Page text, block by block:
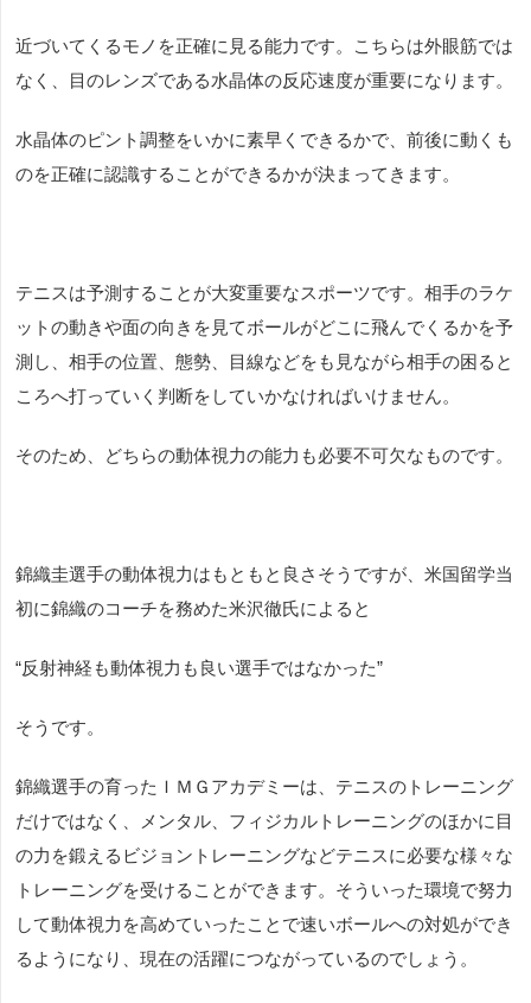
近づいてくるモノを正確に見る能力です。こちらは外眼筋では
なく、目のレンズである水晶体の反応速度が重要になります。
水晶体のピント調整をいかに素早くできるかで、前後に動くも
のを正確に認識することができるかが決まってきます。
テニスは予測することが大変重要なスポーツです。相手のラケ
ットの動きや面の向きを見てボールがどこに飛んでくるかを予
測し、相手の位置、態勢、目線などをも見ながら相手の困ると
ころへ打っていく判断をしていかなければいけません。
そのため、どちらの動体視力の能力も必要不可欠なものです。
錦織圭選手の動体視力はもともと良さそうですが、米国留学当
初に錦織のコーチを務めた米沢徹氏によると
“反射神経も動体視力も良い選手ではなかった”
そうです。
錦織選手の育ったＩＭＧアカデミーは、テニスのトレーニング
だけではなく、メンタル、フィジカルトレーニングのほかに目
の力を鍛えるビジョントレーニングなどテニスに必要な様々な
トレーニングを受けることができます。そういった環境で努力
して動体視力を高めていったことで速いボールへの対処ができ
るようになり、現在の活躍につながっているのでしょう。